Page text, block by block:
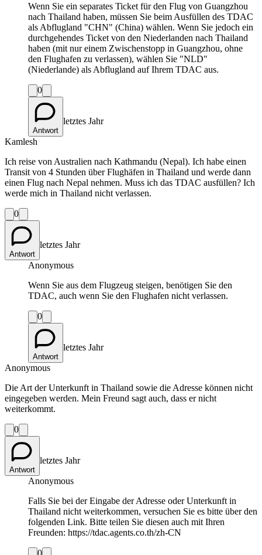
Wenn Sie ein separates Ticket für den Flug von Guangzhou
nach Thailand haben, müssen Sie beim Ausfüllen des TDAC
als Abflugland "CHN" (China) wählen. Wenn Sie jedoch ein
durchgehendes Ticket von den Niederlanden nach Thailand
haben (mit nur einem Zwischenstopp in Guangzhou, ohne
den Flughafen zu verlassen), wählen Sie "NLD"
(Niederlande) als Abflugland auf Ihrem TDAC aus.
0
Antwort
letztes Jahr
Kamlesh
Ich reise von Australien nach Kathmandu (Nepal). Ich habe einen
Transit von 4 Stunden über Flughäfen in Thailand und werde dann
einen Flug nach Nepal nehmen. Muss ich das TDAC ausfüllen? Ich
werde mich in Thailand nicht verlassen.
0
Antwort
letztes Jahr
Anonymous
Wenn Sie aus dem Flugzeug steigen, benötigen Sie den
TDAC, auch wenn Sie den Flughafen nicht verlassen.
0
Antwort
letztes Jahr
Anonymous
Die Art der Unterkunft in Thailand sowie die Adresse können nicht
eingegeben werden. Mein Freund sagt auch, dass er nicht
weiterkommt.
0
Antwort
letztes Jahr
Anonymous
Falls Sie bei der Eingabe der Adresse oder Unterkunft in
Thailand nicht weiterkommen, versuchen Sie es bitte über den
folgenden Link. Bitte teilen Sie diesen auch mit Ihren
Freunden: https://tdac.agents.co.th/zh-CN
0